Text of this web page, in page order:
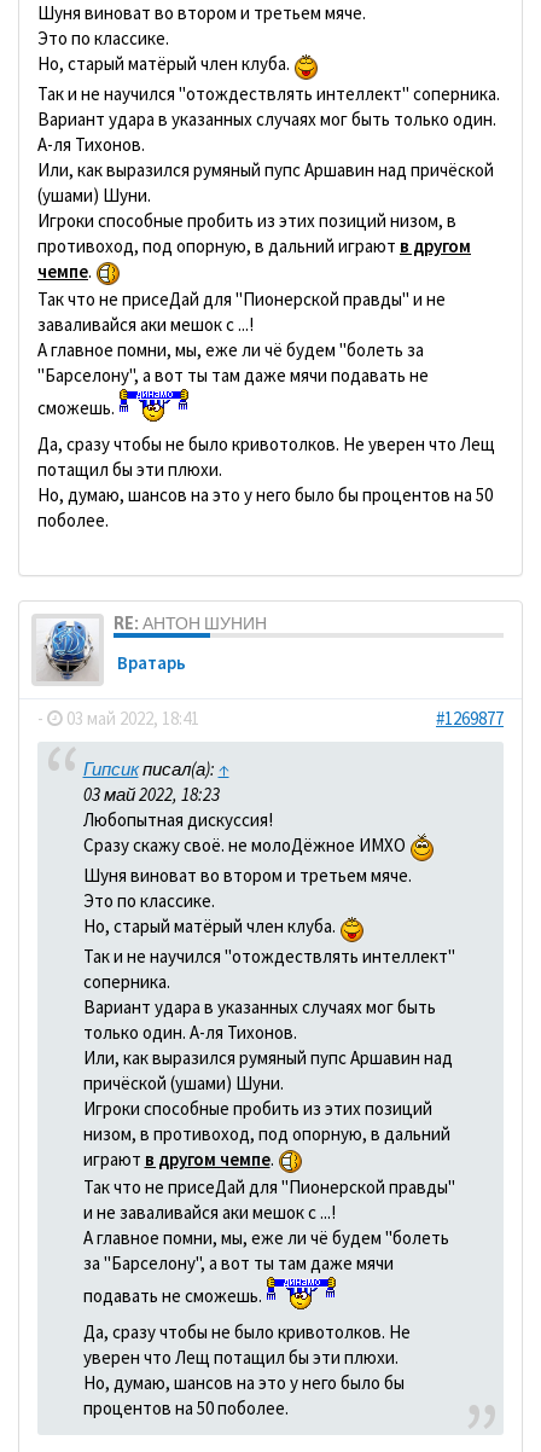
Шуня виноват во втором и третьем мяче.
Это по классике.
Но, старый матёрый член клуба.
Так и не научился "отождествлять интеллект" соперника.
Вариант удара в указанных случаях мог быть только один.
А-ля Тихонов.
Или, как выразился румяный пупс Аршавин над причёской
(ушами) Шуни.
Игроки способные пробить из этих позиций низом, в
противоход, под опорную, в дальний играют в другом
чемпе.
Так что не присеДай для "Пионерской правды" и не
заваливайся аки мешок с ...!
А главное помни, мы, еже ли чё будем "болеть за
"Барселону", а вот ты там даже мячи подавать не
сможешь.
Да, сразу чтобы не было кривотолков. Не уверен что Лещ
потащил бы эти плюхи.
Но, думаю, шансов на это у него было бы процентов на 50
поболее.
RE: АНТОН ШУНИН
Вратарь
- 03 май 2022, 18:41 #1269877
Гипсикписал(а): ↑
03 май 2022, 18:23
Любопытная дискуссия!
Сразу скажу своё. не молоДёжное ИМХО
Шуня виноват во втором и третьем мяче.
Это по классике.
Но, старый матёрый член клуба.
Так и не научился "отождествлять интеллект"
соперника.
Вариант удара в указанных случаях мог быть
только один. А-ля Тихонов.
Или, как выразился румяный пупс Аршавин над
причёской (ушами) Шуни.
Игроки способные пробить из этих позиций
низом, в противоход, под опорную, в дальний
играют в другом чемпе.
Так что не присеДай для "Пионерской правды"
и не заваливайся аки мешок с ...!
А главное помни, мы, еже ли чё будем "болеть
за "Барселону", а вот ты там даже мячи
подавать не сможешь.
Да, сразу чтобы не было кривотолков. Не
уверен что Лещ потащил бы эти плюхи.
Но, думаю, шансов на это у него было бы
процентов на 50 поболее.